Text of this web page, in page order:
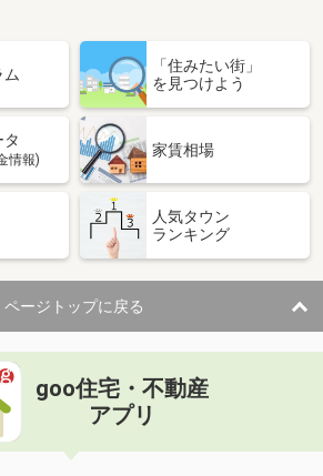
「住みたい街」
を見つけよう
情報)
家賃相場
人気タウン
ランキング
ページトップに戻る
goo住宅・不動産
アプリ